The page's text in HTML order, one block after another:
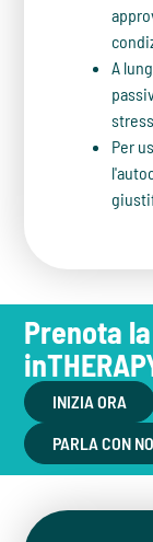
A
Per
Prenota
INIZIA ORA
PARLA CON